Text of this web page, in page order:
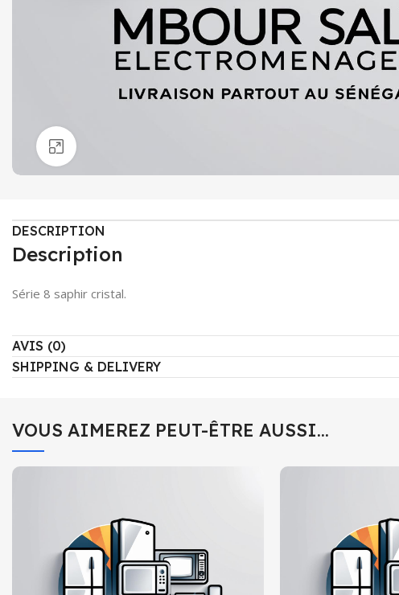
DESCRIPTION
Description
Série 8 saphir cristal.
AVIS (0)
SHIPPING & DELIVERY
VOUS AIMEREZ PEUT-ÊTRE AUSSI…